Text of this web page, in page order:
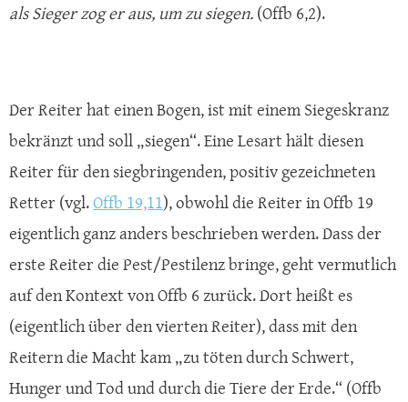
als Sieger zog er aus, um zu siegen.(Offb 6,2).
Der Reiter hat einen Bogen, ist mit einem Siegeskranz
bekränzt und soll „siegen“. Eine Lesart hält diesen
Reiter für den siegbringenden, positiv gezeichneten
Retter (vgl.Offb 19,11), obwohl die Reiter in Offb 19
eigentlich ganz anders beschrieben werden. Dass der
erste Reiter die Pest/Pestilenz bringe, geht vermutlich
auf den Kontext von Offb 6 zurück. Dort heißt es
(eigentlich über den vierten Reiter), dass mit den
Reitern die Macht kam „zu töten durch Schwert,
Hunger und Tod und durch die Tiere der Erde.“ (Offb